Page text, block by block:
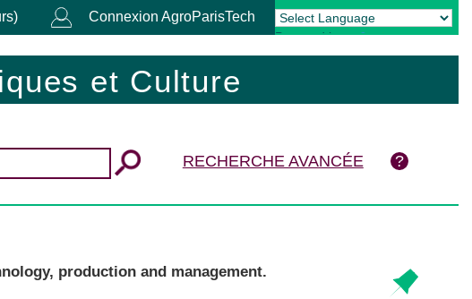
Connexion AgroParisTech
Powered by Translate
et Culture
RECHERCHE AVANCÉE
production and management.